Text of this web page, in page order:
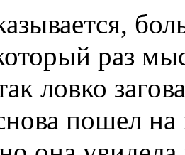
раз
ловко
пошел на